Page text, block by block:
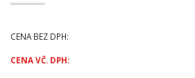
CENA BEZ DPH:
CENA VČ. DPH: